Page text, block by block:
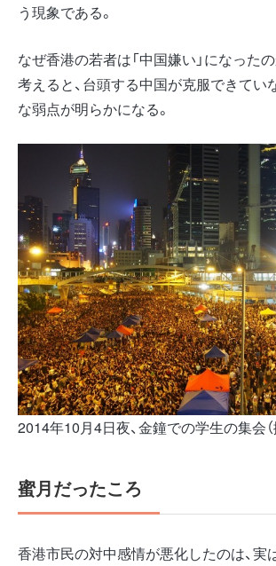
う現象である。
なぜ香港の若者は「中国嫌い」になった
考えると、台頭する中国が克服できてい
な弱点が明らかになる。
2014年10月4日夜、金鐘での学生の集会（
蜜月だったころ
香港市民の対中感情が悪化したのは、実